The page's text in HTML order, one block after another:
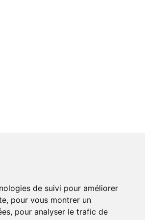
de suivi pour améliorer
pour vous montrer un
pour analyser le trafic de